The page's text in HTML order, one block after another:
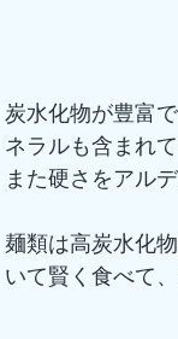
炭水化物が豊富
ネラルも含まれ
また硬さをアル
麺類は高炭水化
いて賢く食べて